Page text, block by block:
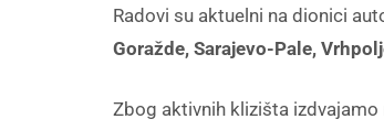
Radovi su aktuelni na dionici
Goražde, Sarajevo-Pale,
Zbog aktivnih klizišta